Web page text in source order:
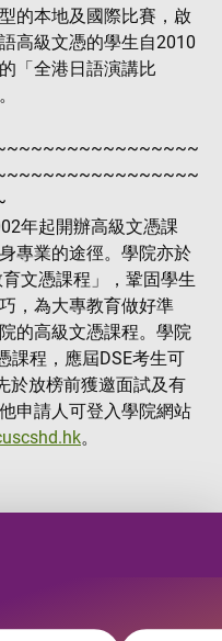
的本地及國際比賽，啟
高級文憑的學生自2010
「全港日語演講比
年起開辦高級文憑課
專業的途徑。學院亦於
文憑課程」，鞏固學生
，為大專教育做好準
的高級文憑課程。學院
課程，應屆DSE考生可
於放榜前獲邀面試及有
申請人可登入學院網站
。